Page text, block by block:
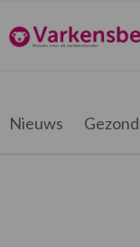
de
hoofdnavigatie
de
hoofd
de
eerste
de
voettekst
Varkensbedrijf.be
Nieuws